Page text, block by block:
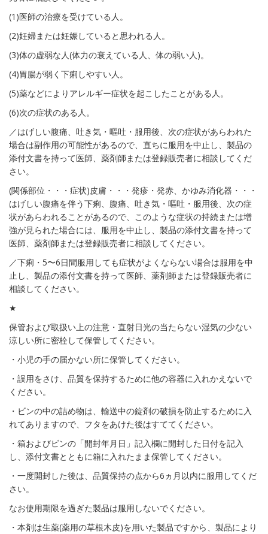
(1)医師の治療を受けている人。
(2)妊婦または妊娠していると思われる人。
(3)体の虚弱な人(体力の衰えている人、体の弱い人)。
(4)胃腸が弱く下痢しやすい人。
(5)薬などによりアレルギー症状を起こしたことがある人。
(6)次の症状のある人。
／はげしい腹痛、吐き気・嘔吐・服用後、次の症状があらわれた
場合は副作用の可能性があるので、直ちに服用を中止し、製品の
添付文書を持って医師、薬剤師または登録販売者に相談してくだ
さい。
(関係部位・・・症状)皮膚・・・発疹・発赤、かゆみ消化器・・・
はげしい腹痛を伴う下痢、腹痛、吐き気・嘔吐・服用後、次の症
状があらわれることがあるので、このような症状の持続または増
強が見られた場合には、服用を中止し、製品の添付文書を持って
医師、薬剤師または登録販売者に相談してください。
／下痢・5〜6日間服用しても症状がよくならない場合は服用を中
止し、製品の添付文書を持って医師、薬剤師または登録販売者に
相談してください。
★
保管および取扱い上の注意・直射日光の当たらない湿気の少ない
涼しい所に密栓して保管してください。
・小児の手の届かない所に保管してください。
・誤用をさけ、品質を保持するために他の容器に入れかえないで
ください。
・ビンの中の詰め物は、輸送中の錠剤の破損を防止するために入
れてありますので、フタをあけた後はすててください。
・箱およびビンの「開封年月日」記入欄に開封した日付を記入
し、添付文書とともに箱に入れたまま保管してください。
・一度開封した後は、品質保持の点から6ヵ月以内に服用してくだ
さい。
なお使用期限を過ぎた製品は服用しないでください。
・本剤は生薬(薬用の草根木皮)を用いた製品ですから、製品により